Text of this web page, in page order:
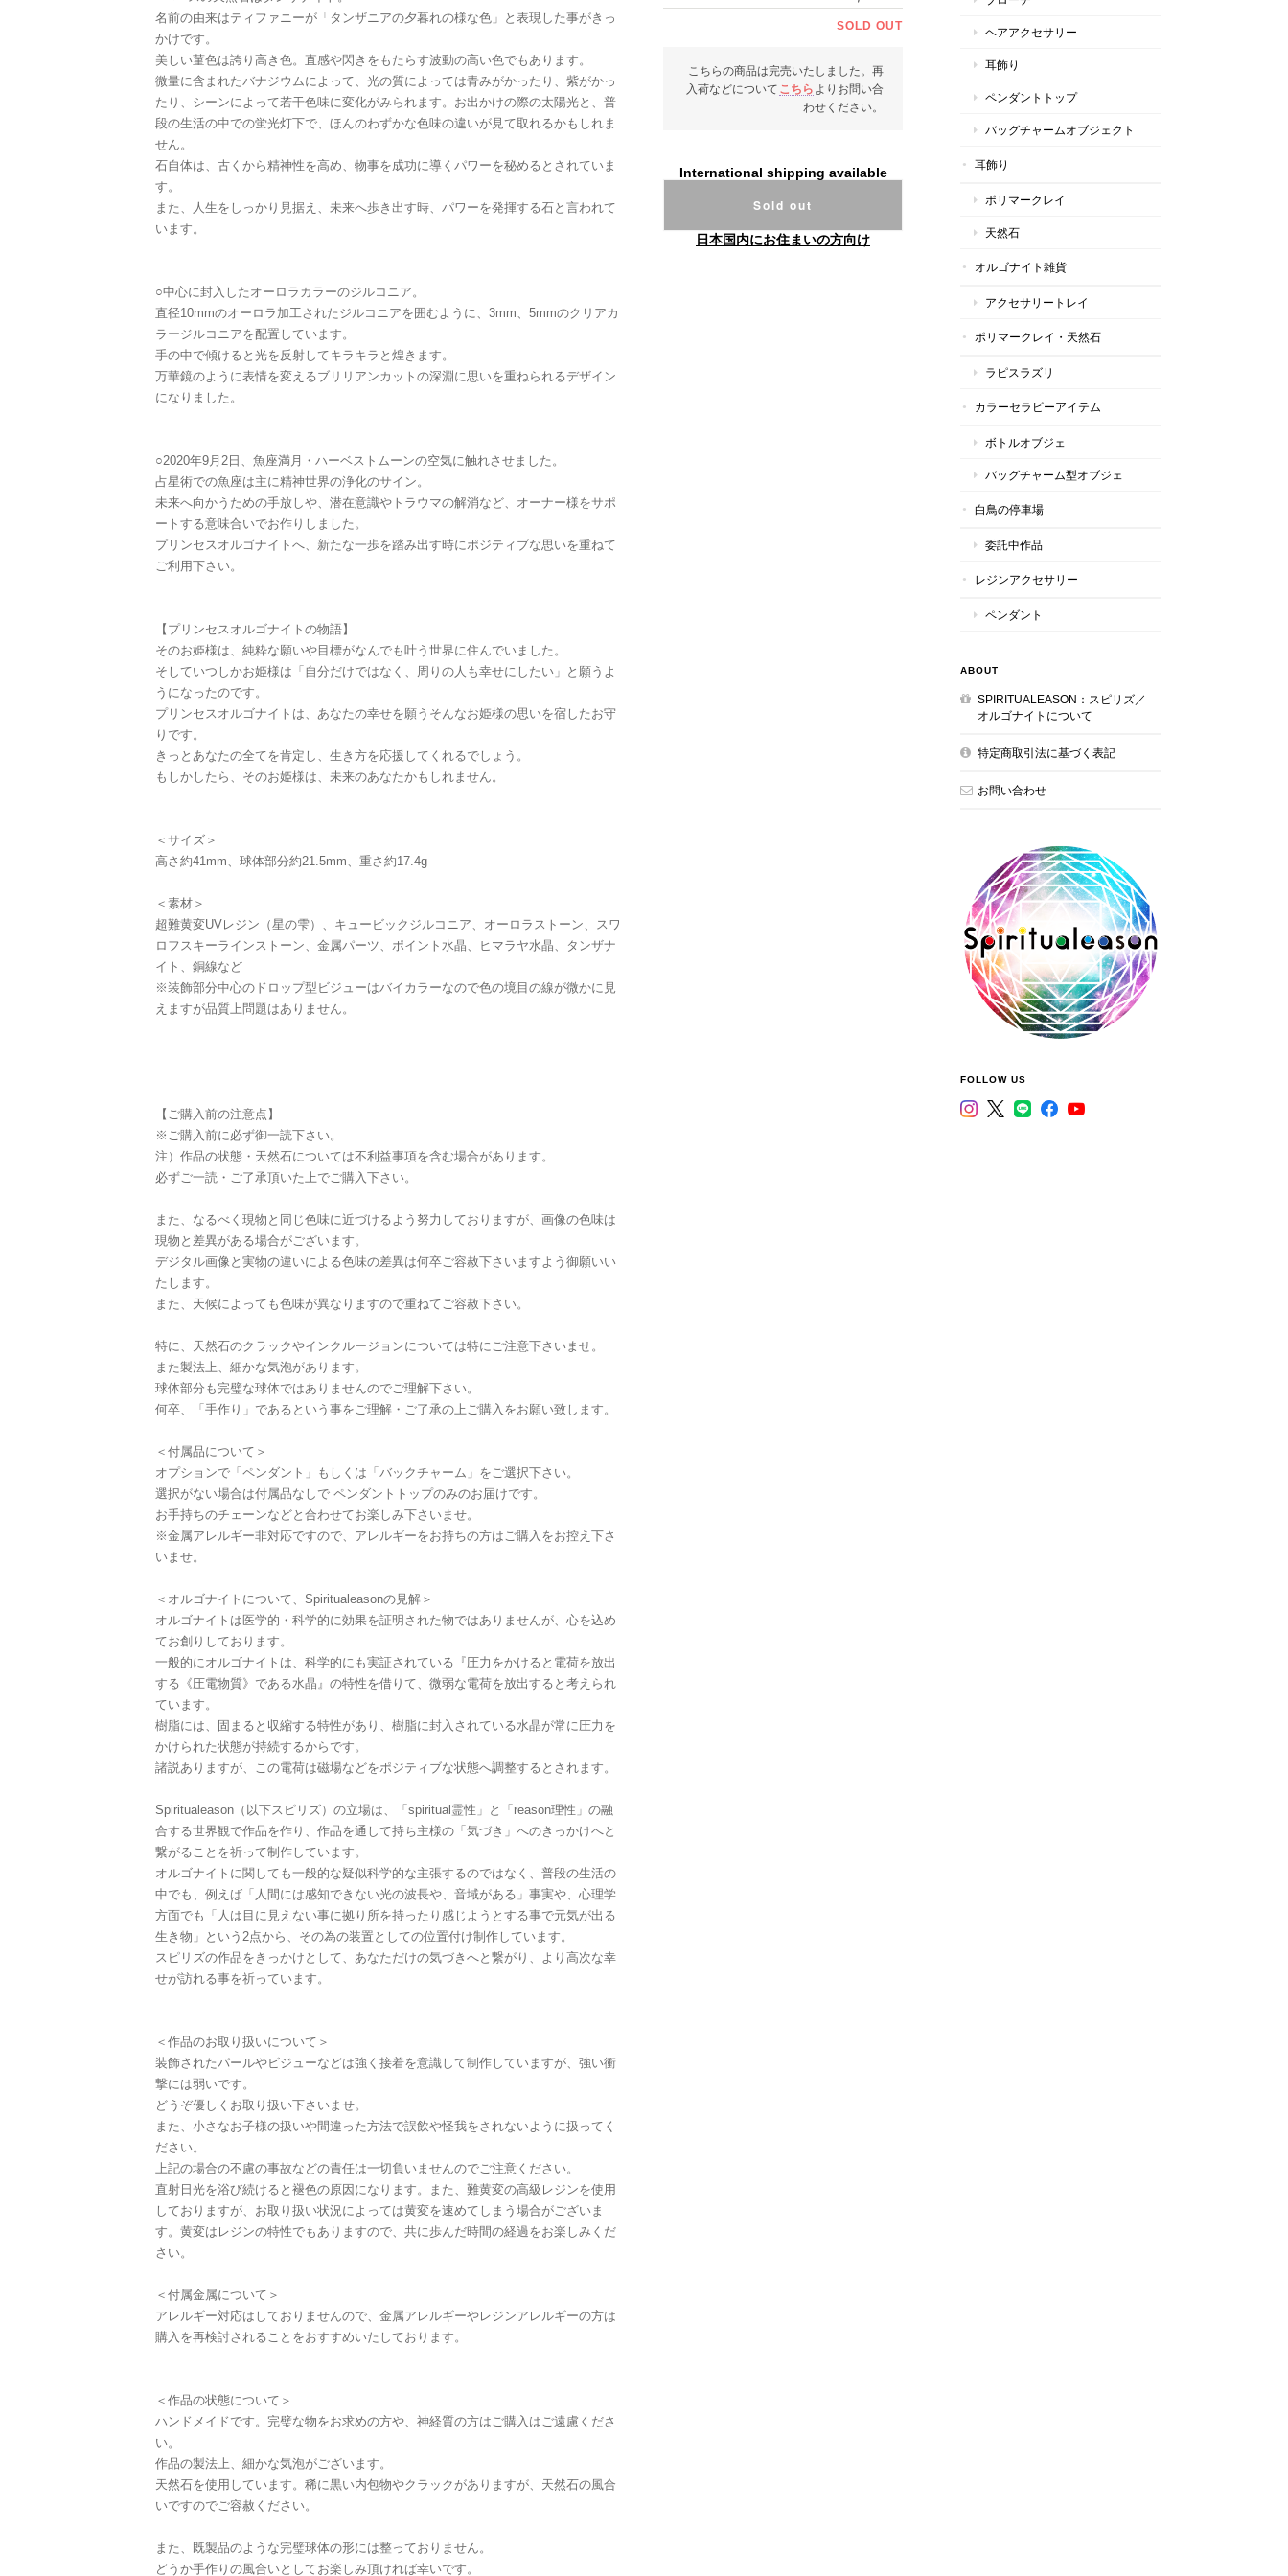
名前の由来はティファニーが「タンザニアの夕暮れの様な色」と表現した事がきっ
かけです。
美しい菫色は誇り高き色。直感や閃きをもたらす波動の高い色でもあります。
微量に含まれたバナジウムによって、光の質によっては青みがかったり、紫がかっ
たり、シーンによって若干色味に変化がみられます。お出かけの際の太陽光と、普
段の生活の中での蛍光灯下で、ほんのわずかな色味の違いが見て取れるかもしれま
せん。
石自体は、古くから精神性を高め、物事を成功に導くパワーを秘めるとされていま
す。
また、人生をしっかり見据え、未来へ歩き出す時、パワーを発揮する石と言われて
います。
○中心に封入したオーロラカラーのジルコニア。
直径10mmのオーロラ加工されたジルコニアを囲むように、3mm、5mmのクリアカ
ラージルコニアを配置しています。
手の中で傾けると光を反射してキラキラと煌きます。
万華鏡のように表情を変えるブリリアンカットの深淵に思いを重ねられるデザイン
になりました。
○2020年9月2日、魚座満月・ハーベストムーンの空気に触れさせました。
占星術での魚座は主に精神世界の浄化のサイン。
未来へ向かうための手放しや、潜在意識やトラウマの解消など、オーナー様をサポ
ートする意味合いでお作りしました。
プリンセスオルゴナイトへ、新たな一歩を踏み出す時にポジティブな思いを重ねて
ご利用下さい。
【プリンセスオルゴナイトの物語】
そのお姫様は、純粋な願いや目標がなんでも叶う世界に住んでいました。
そしていつしかお姫様は「自分だけではなく、周りの人も幸せにしたい」と願うよ
うになったのです。
プリンセスオルゴナイトは、あなたの幸せを願うそんなお姫様の思いを宿したお守
りです。
きっとあなたの全てを肯定し、生き方を応援してくれるでしょう。
もしかしたら、そのお姫様は、未来のあなたかもしれません。
＜サイズ＞
高さ約41mm、球体部分約21.5mm、重さ約17.4g
＜素材＞
超難黄変UVレジン（星の雫）、キュービックジルコニア、オーロラストーン、スワ
ロフスキーラインストーン、金属パーツ、ポイント水晶、ヒマラヤ水晶、タンザナ
イト、銅線など
※装飾部分中心のドロップ型ビジューはバイカラーなので色の境目の線が微かに見
えますが品質上問題はありません。
【ご購入前の注意点】
※ご購入前に必ず御一読下さい。
注）作品の状態・天然石については不利益事項を含む場合があります。
必ずご一読・ご了承頂いた上でご購入下さい。
また、なるべく現物と同じ色味に近づけるよう努力しておりますが、画像の色味は
現物と差異がある場合がございます。
デジタル画像と実物の違いによる色味の差異は何卒ご容赦下さいますよう御願いい
たします。
また、天候によっても色味が異なりますので重ねてご容赦下さい。
特に、天然石のクラックやインクルージョンについては特にご注意下さいませ。
また製法上、細かな気泡があります。
球体部分も完璧な球体ではありませんのでご理解下さい。
何卒、「手作り」であるという事をご理解・ご了承の上ご購入をお願い致します。
＜付属品について＞
オプションで「ペンダント」もしくは「バックチャーム」をご選択下さい。
選択がない場合は付属品なしで ペンダントトップのみのお届けです。
お手持ちのチェーンなどと合わせてお楽しみ下さいませ。
※金属アレルギー非対応ですので、アレルギーをお持ちの方はご購入をお控え下さ
いませ。
＜オルゴナイトについて、Spiritualeasonの見解＞
オルゴナイトは医学的・科学的に効果を証明された物ではありませんが、心を込め
てお創りしております。
一般的にオルゴナイトは、科学的にも実証されている『圧力をかけると電荷を放出
する《圧電物質》である水晶』の特性を借りて、微弱な電荷を放出すると考えられ
ています。
樹脂には、固まると収縮する特性があり、樹脂に封入されている水晶が常に圧力を
かけられた状態が持続するからです。
諸説ありますが、この電荷は磁場などをポジティブな状態へ調整するとされます。
Spiritualeason（以下スピリズ）の立場は、「spiritual霊性」と「reason理性」の融
合する世界観で作品を作り、作品を通して持ち主様の「気づき」へのきっかけへと
繋がることを祈って制作しています。
オルゴナイトに関しても一般的な疑似科学的な主張するのではなく、普段の生活の
中でも、例えば「人間には感知できない光の波長や、音域がある」事実や、心理学
方面でも「人は目に見えない事に拠り所を持ったり感じようとする事で元気が出る
生き物」という2点から、その為の装置としての位置付け制作しています。
スピリズの作品をきっかけとして、あなただけの気づきへと繋がり、より高次な幸
せが訪れる事を祈っています。
＜作品のお取り扱いについて＞
装飾されたパールやビジューなどは強く接着を意識して制作していますが、強い衝
撃には弱いです。
どうぞ優しくお取り扱い下さいませ。
また、小さなお子様の扱いや間違った方法で誤飲や怪我をされないように扱ってく
ださい。
上記の場合の不慮の事故などの責任は一切負いませんのでご注意ください。
直射日光を浴び続けると褪色の原因になります。また、難黄変の高級レジンを使用
しておりますが、お取り扱い状況によっては黄変を速めてしまう場合がございま
す。黄変はレジンの特性でもありますので、共に歩んだ時間の経過をお楽しみくだ
さい。
＜付属金属について＞
アレルギー対応はしておりませんので、金属アレルギーやレジンアレルギーの方は
購入を再検討されることをおすすめいたしております。
＜作品の状態について＞
ハンドメイドです。完璧な物をお求めの方や、神経質の方はご購入はご遠慮くださ
い。
作品の製法上、細かな気泡がございます。
天然石を使用しています。稀に黒い内包物やクラックがありますが、天然石の風合
いですのでご容赦ください。
また、既製品のような完璧球体の形には整っておりません。
どうか手作りの風合いとしてお楽しみ頂ければ幸いです。
SOLD OUT
こちらの商品は完売いたしました。再
入荷などについて こちら よりお問い合
わせください。
International shipping available
Sold out
日本国内にお住まいの方向け
ヘアアクセサリー
耳飾り
ペンダントトップ
バッグチャームオブジェクト
耳飾り
ポリマークレイ
天然石
オルゴナイト雑貨
アクセサリートレイ
ポリマークレイ・天然石
ラピスラズリ
カラーセラピーアイテム
ボトルオブジェ
バッグチャーム型オブジェ
白鳥の停車場
委託中作品
レジンアクセサリー
ペンダント
ABOUT
SPIRITUALEASON：スピリズ／
オルゴナイトについて
特定商取引法に基づく表記
お問い合わせ
FOLLOW US